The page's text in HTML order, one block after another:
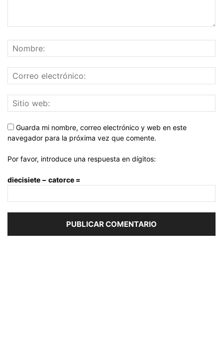
Guarda mi nombre, correo electrónico y web en este
navegador para la próxima vez que comente.
Por favor, introduce una respuesta en dígitos:
diecisiete − catorce =